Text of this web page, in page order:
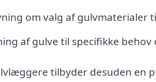
om valg af gulvmaterialer
af gulve til specifikke behov
tilbyder desuden en